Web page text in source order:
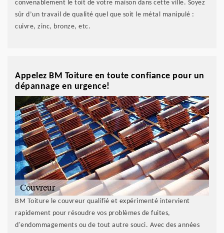
convenablement le toit de votre maison dans cette ville. Soyez
sûr d’un travail de qualité quel que soit le métal manipulé :
cuivre, zinc, bronze, etc.
Appelez BM Toiture en toute confiance pour un
dépannage en urgence!
BM Toiture le couvreur qualifié et expérimenté intervient
rapidement pour résoudre vos problèmes de fuites,
d'endommagements ou de tout autre souci. Avec des années